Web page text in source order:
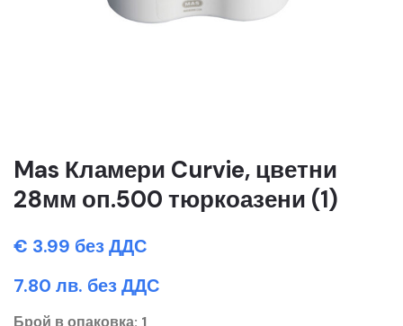
Mas Кламери Curvie, цветни
28мм оп.500 тюркоазени (1)
€ 3.99 без ДДС
7.80 лв. без ДДС
Брой в опаковка: 1